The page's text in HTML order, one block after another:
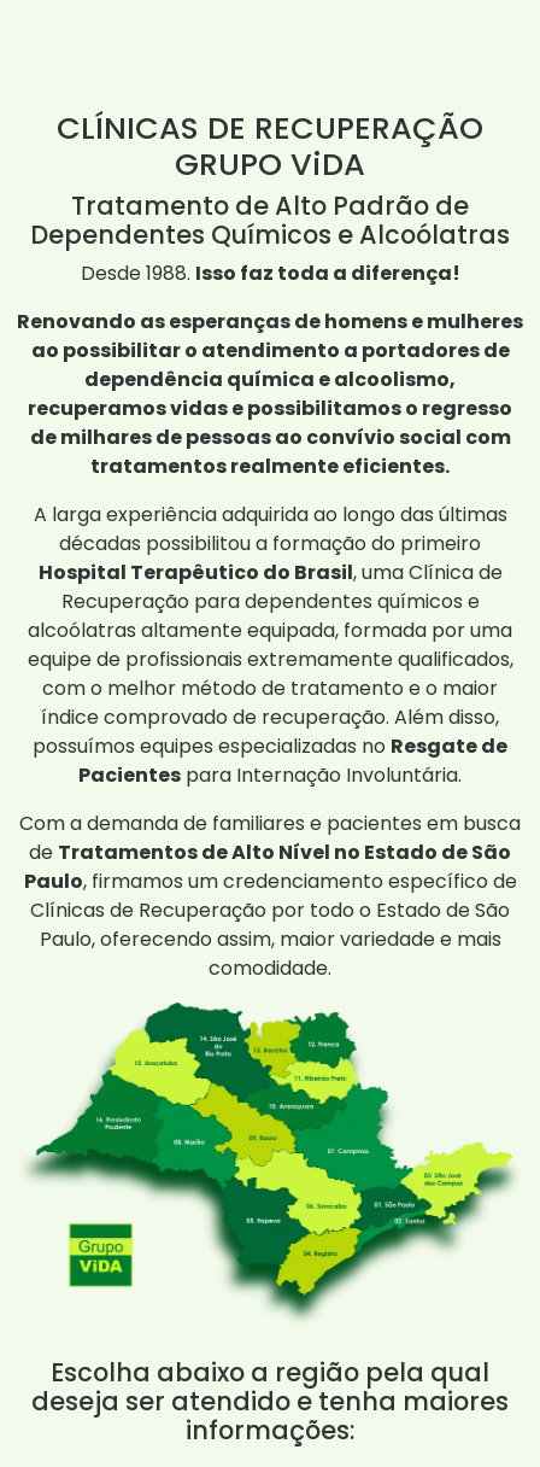
CLÍNICAS DE RECUPERAÇÃO
GRUPO ViDA
Tratamento de Alto Padrão de
Dependentes Químicos e Alcoólatras
Desde 1988. Isso faz toda a diferença!
Renovando as esperanças de homens e mulheres
ao possibilitar o atendimento a portadores de
dependência química e alcoolismo,
recuperamos vidas e possibilitamos o regresso
de milhares de pessoas ao convívio social com
tratamentos realmente eficientes.
A larga experiência adquirida ao longo das últimas
décadas possibilitou a formação do primeiro
Hospital Terapêutico do Brasil, uma Clínica de
Recuperação para dependentes químicos e
alcoólatras altamente equipada, formada por uma
equipe de profissionais extremamente qualificados,
com o melhor método de tratamento e o maior
índice comprovado de recuperação. Além disso,
possuímos equipes especializadas no Resgate de
Pacientes para Internação Involuntária.
Com a demanda de familiares e pacientes em busca
de Tratamentos de Alto Nível no Estado de São
Paulo, firmamos um credenciamento específico de
Clínicas de Recuperação por todo o Estado de São
Paulo, oferecendo assim, maior variedade e mais
comodidade.
Escolha abaixo a região pela qual
deseja ser atendido e tenha maiores
informações: